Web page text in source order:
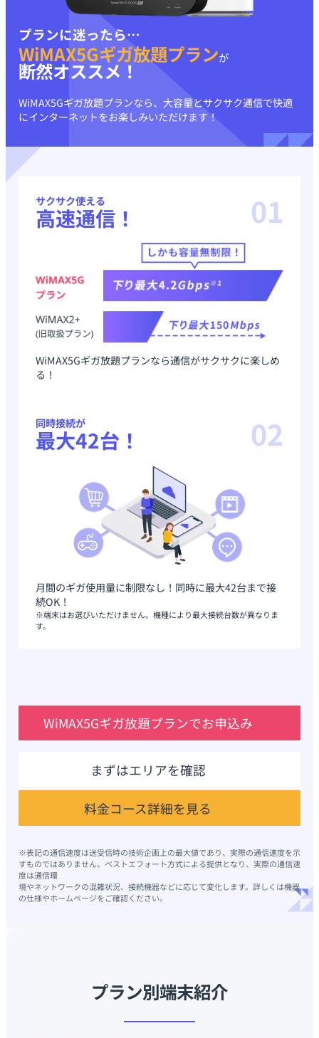
プランに迷ったら…
WiMAX5Gギガ放題プランが
断然オススメ！
WiMAX5Gギガ放題プランなら、大容量とサクサク通信で快適
にインターネットをお楽しみいただけます！
サクサク使える
高速通信！ 01
WiMAX5Gギガ放題プランなら通信がサクサクに楽しめ
る！
同時接続が
最大42台！ 02
月間のギガ使用量に制限なし！同時に最大42台まで接
続OK！
※端末はお選びいただけません。機種により最大接続台数が異なりま
す。
WiMAX5Gギガ放題プランでお申込み
まずはエリアを確認
料金コース詳細を見る
※表記の通信速度は送受信時の技術企画上の最大値であり、実際の通信速度を示
すものではありません。ベストエフォート方式による提供となり、実際の通信速
度は通信環
境やネットワークの混雑状況、接続機器などに応じて変化します。詳しくは機器
の仕様やホームページをご確認ください。
プラン別端末紹介